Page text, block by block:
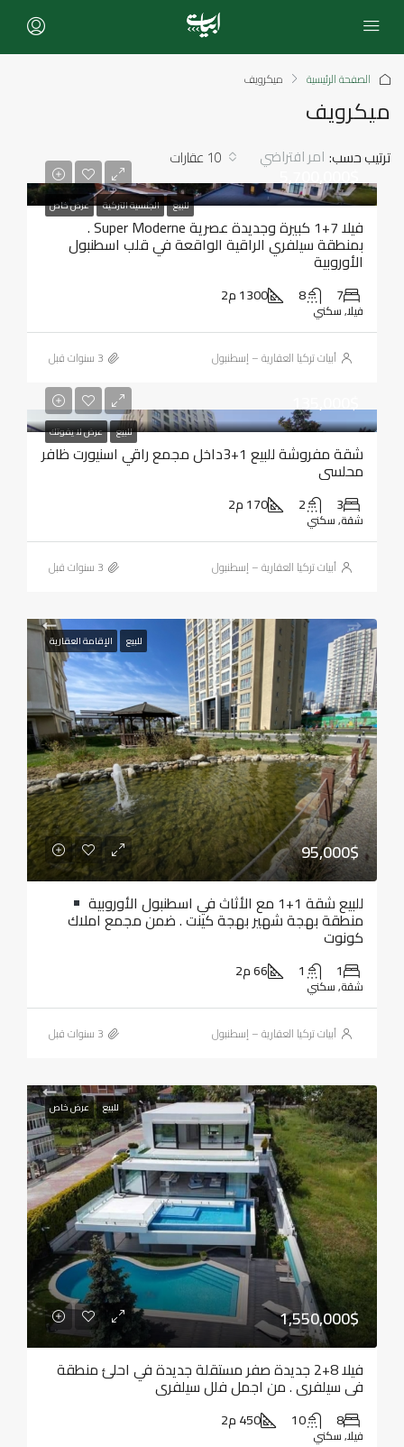
الصفحة الرئيسية ميكرويف
ميكرويف
10 عقارات ترتيب حسب: امر افتراضي
للبيع الجنسية التركية عرض خاص
5,700,000$
فيلا 7+1 كبيرة وجديدة عصرية Super Moderne .
بمنطقة سيلفري الراقية الواقعة في قلب اسطنبول
الأوروبية
7
8 1300 م2
فيلا, سكني
أبيات تركيا العقارية – إسطنبول
للبيع عرض لا يفوتك
135,000$
شقة مفروشة للبيع 1+3داخل مجمع راقي اسنيورت ظافر
محلسي
3
2 170 م2
شقة, سكني
أبيات تركيا العقارية – إسطنبول
للبيع الإقامة العقارية
95,000$
للبيع شقة 1+1 مع الأثاث في اسطنبول الأوروبية
منطقة بهجة شهير بهجة كينت . ضمن مجمع املاك
كونوت
1
1 66 م2
شقة, سكني
أبيات تركيا العقارية – إسطنبول
للبيع عرض خاص
1,550,000$
فيلا 8+2 جديدة صفر مستقلة جديدة في احلئ منطقة
في سيلفري . من اجمل فلل سيلفري
8
10 450 م2
فيلا, سكني